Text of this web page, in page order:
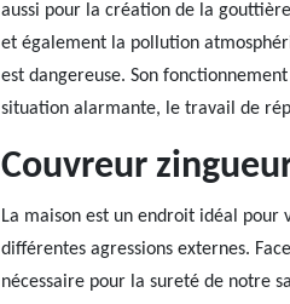
aussi pour la création de la
et également la pollution
est dangereuse. Son
situation alarmante, le travail de
Couvreur
La maison est un endroit idéal
différentes agressions externes.
nécessaire pour la sureté de notre